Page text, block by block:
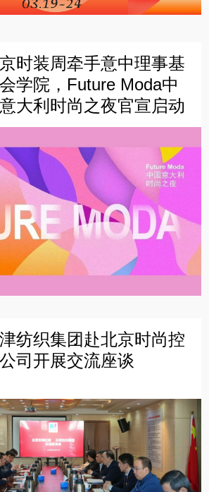
时装周牵手意中理事基
学院，Future Moda中
大利时尚之夜官宣启动
纺织集团赴北京时尚控
司开展交流座谈